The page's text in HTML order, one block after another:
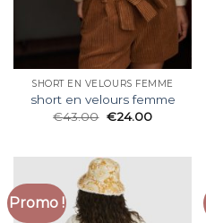
SHORT EN VELOURS FEMME
short en velours femme
€43.00 €24.00
Promo !